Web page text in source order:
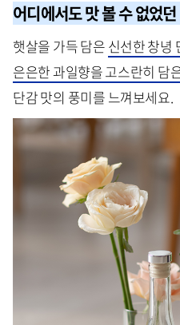
어디에서도 맛 볼 수 없었
햇살을 가득 담은 신선한 창녕
은은한 과일향을 고스란히 담
단감 맛의 풍미를 느껴보세요.